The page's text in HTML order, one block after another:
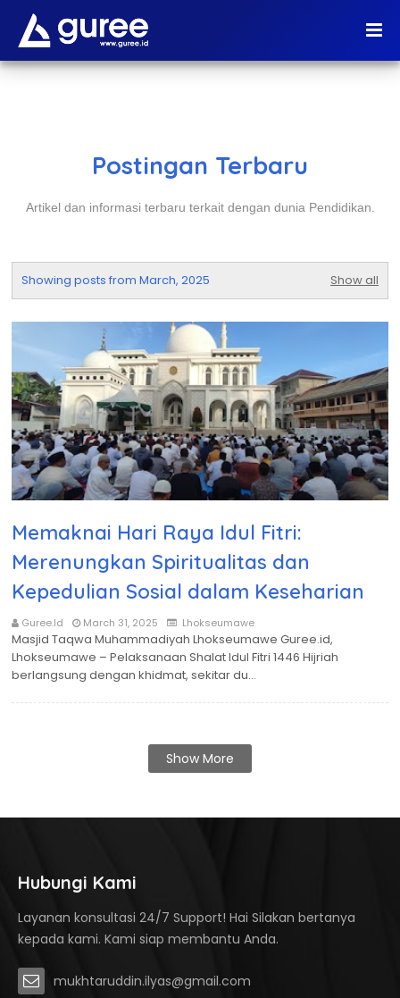
Postingan Terbaru
Artikel dan informasi terbaru terkait dengan dunia Pendidikan.
Showing posts from March, 2025 Show all
Memaknai Hari Raya Idul Fitri:
Merenungkan Spiritualitas dan
Kepedulian Sosial dalam Keseharian
Guree.id March 31, 2025 Lhokseumawe
Masjid Taqwa Muhammadiyah Lhokseumawe Guree.id,
Lhokseumawe – Pelaksanaan Shalat Idul Fitri 1446 Hijriah
berlangsung dengan khidmat, sekitar du…
Show More
Hubungi Kami
Layanan konsultasi 24/7 Support! Hai Silakan bertanya
kepada kami. Kami siap membantu Anda.
mukhtaruddin.ilyas@gmail.com